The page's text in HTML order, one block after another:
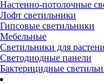
Настенно-потолочные
Лофт светильники
Гипсовые светильники
Мебельные
Светильники для
Светодиодные панели
Бактерицидные